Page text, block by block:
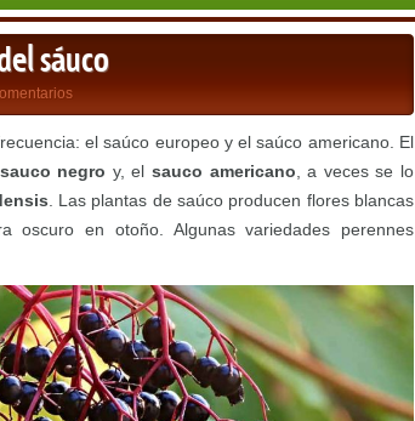
sáuco
el saúco europeo y el saúco americano. El
sauco negro y, elsauco americano , a veces se lo
. Las plantas de saúco producen flores blancas
oscuro en otoño. Algunas variedades perennes